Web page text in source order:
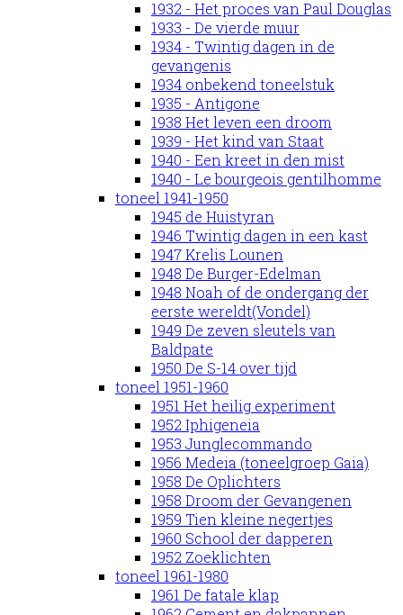
1932 - Het proces van Paul Douglas
1933 - De vierde muur
1934 - Twintig dagen in de
gevangenis
1934 onbekend toneelstuk
1935 - Antigone
1938 Het leven een droom
1939 - Het kind van Staat
1940 - Een kreet in den mist
1940 - Le bourgeois gentilhomme
toneel 1941-1950
1945 de Huistyran
1946 Twintig dagen in een kast
1947 Krelis Lounen
1948 De Burger-Edelman
1948 Noah of de ondergang der
eerste wereldt(Vondel)
1949 De zeven sleutels van
Baldpate
1950 De S-14 over tijd
toneel 1951-1960
1951 Het heilig experiment
1952 Iphigeneia
1953 Junglecommando
1956 Medeia (toneelgroep Gaia)
1958 De Oplichters
1958 Droom der Gevangenen
1959 Tien kleine negertjes
1960 School der dapperen
1952 Zoeklichten
toneel 1961-1980
1961 De fatale klap